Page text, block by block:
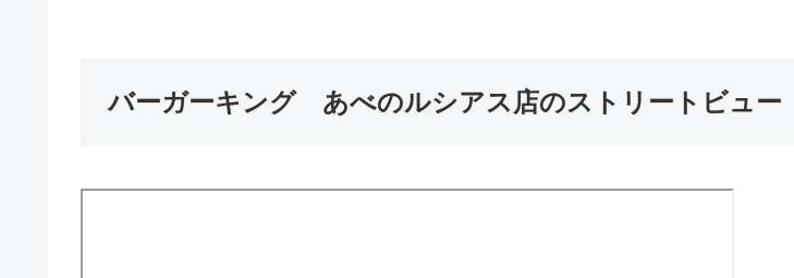
バーガーキング あべのルシアス店のストリートビュー